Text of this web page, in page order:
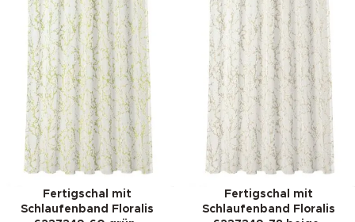
Fertigschal mit
Schlaufenband Floralis
Fertigschal mit
Schlaufenband Floralis